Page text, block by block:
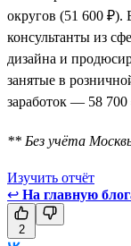
округов (51 600 ₽).
консультанты из
дизайна и
занятые в
заработок — 58 700
** Без учёта
Изучить отчёт
↩ На главную
2